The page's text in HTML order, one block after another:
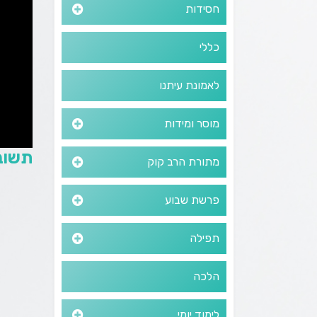
חסידות
כללי
לאמונת עיתנו
מוסר ומידות
מתורת הרב קוק
פרשת שבוע
תפילה
הלכה